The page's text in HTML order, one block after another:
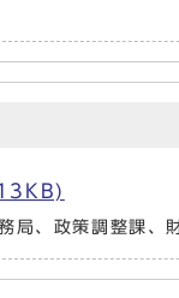
局、政策調整課、